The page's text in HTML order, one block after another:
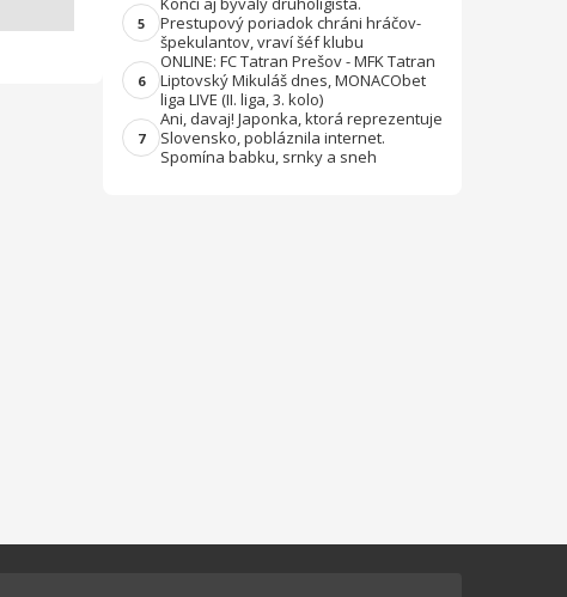
5
Prestupový poriadok chráni hráčov-
špekulantov, vraví šéf klubu
6
ONLINE: FC Tatran Prešov - MFK Tatran
Liptovský Mikuláš dnes, MONACObet
liga LIVE (II. liga, 3. kolo)
7
Ani, davaj! Japonka, ktorá reprezentuje
Slovensko, pobláznila internet.
Spomína babku, srnky a sneh